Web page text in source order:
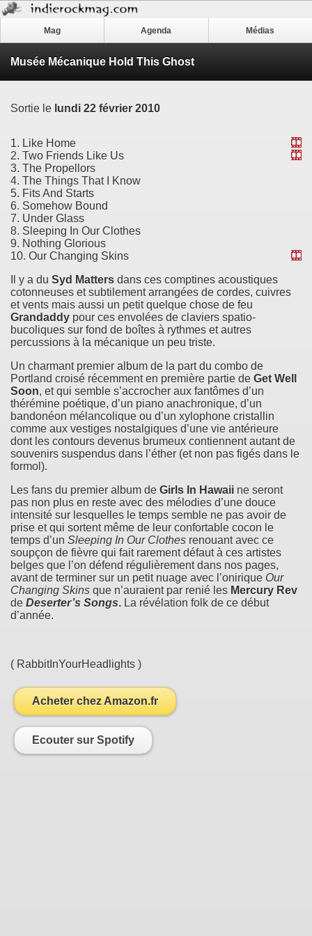
Mag Agenda Médias
Musée Mécanique Hold This Ghost
Sortie le lundi 22 février 2010
1. Like Home
2. Two Friends Like Us
3. The Propellors
4. The Things That I Know
5. Fits And Starts
6. Somehow Bound
7. Under Glass
8. Sleeping In Our Clothes
9. Nothing Glorious
10. Our Changing Skins
Il y a du Syd Matters dans ces comptines acoustiques
cotonneuses et subtilement arrangées de cordes, cuivres
et vents mais aussi un petit quelque chose de feu
Grandaddy pour ces envolées de claviers spatio-
bucoliques sur fond de boîtes à rythmes et autres
percussions à la mécanique un peu triste.
Un charmant premier album de la part du combo de
Portland croisé récemment en première partie de Get Well
Soon, et qui semble s’accrocher aux fantômes d’un
thérémine poétique, d’un piano anachronique, d’un
bandonéon mélancolique ou d’un xylophone cristallin
comme aux vestiges nostalgiques d’une vie antérieure
dont les contours devenus brumeux contiennent autant de
souvenirs suspendus dans l’éther (et non pas figés dans le
formol).
Les fans du premier album de Girls In Hawaii ne seront
pas non plus en reste avec des mélodies d’une douce
intensité sur lesquelles le temps semble ne pas avoir de
prise et qui sortent même de leur confortable cocon le
temps d’un Sleeping In Our Clothes renouant avec ce
soupçon de fièvre qui fait rarement défaut à ces artistes
belges que l’on défend régulièrement dans nos pages,
avant de terminer sur un petit nuage avec l’onirique Our
Changing Skins que n’auraient par renié les Mercury Rev
de Deserter’s Songs. La révélation folk de ce début
d’année.
( RabbitInYourHeadlights )
Acheter chez Amazon.fr
Ecouter sur Spotify